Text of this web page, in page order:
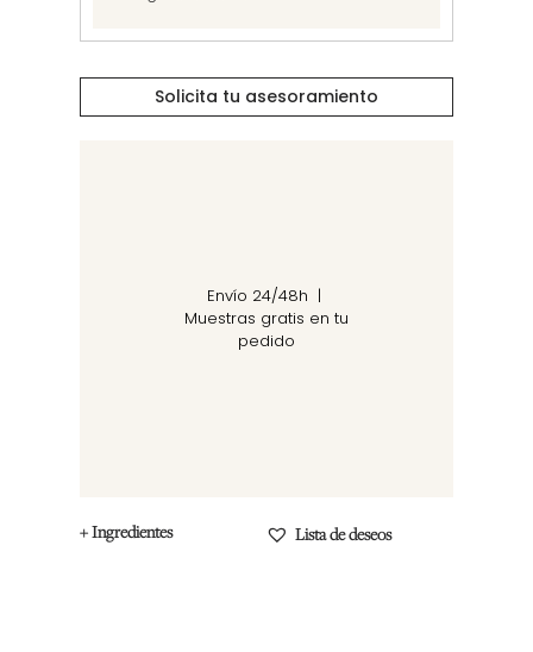
Solicita tu asesoramiento
Envío 24/48h |
Muestras gratis en tu
pedido
+ Ingredientes Lista de deseos